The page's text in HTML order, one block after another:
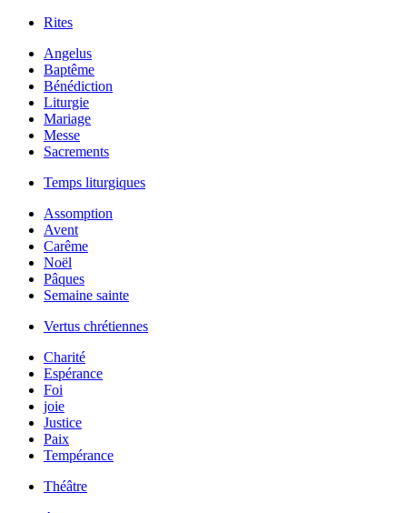
Rites
Angelus
Baptême
Bénédiction
Liturgie
Mariage
Messe
Sacrements
Temps liturgiques
Assomption
Avent
Carême
Noël
Pâques
Semaine sainte
Vertus chrétiennes
Charité
Espérance
Foi
joie
Justice
Paix
Tempérance
Théâtre